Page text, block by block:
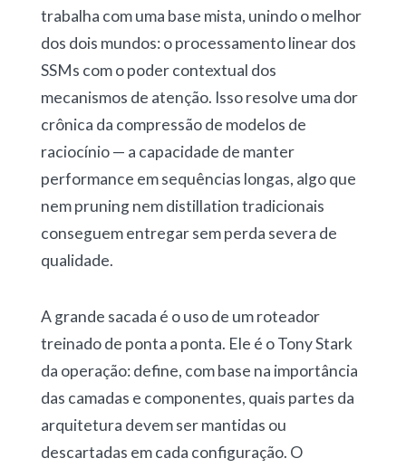
trabalha com uma base mista, unindo o melhor
dos dois mundos: o processamento linear dos
SSMs com o poder contextual dos
mecanismos de atenção. Isso resolve uma dor
crônica da compressão de modelos de
raciocínio — a capacidade de manter
performance em sequências longas, algo que
nem pruning nem distillation tradicionais
conseguem entregar sem perda severa de
qualidade.
A grande sacada é o uso de um roteador
treinado de ponta a ponta. Ele é o Tony Stark
da operação: define, com base na importância
das camadas e componentes, quais partes da
arquitetura devem ser mantidas ou
descartadas em cada configuração. O